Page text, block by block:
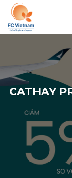
Chuyển
đến
nội
CATHAY